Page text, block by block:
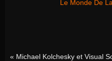
Le Monde De
« Michael Kolchesky et Visual